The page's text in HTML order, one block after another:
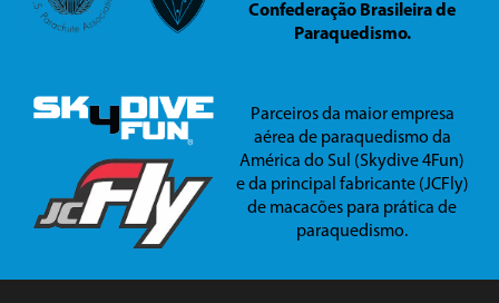
Confederação Brasileira de
Paraquedismo.
Parceiros da maior empresa
aérea de paraquedismo da
América do Sul (Skydive 4Fun)
e da principal fabricante (JCFly)
de macacões para prática de
paraquedismo.